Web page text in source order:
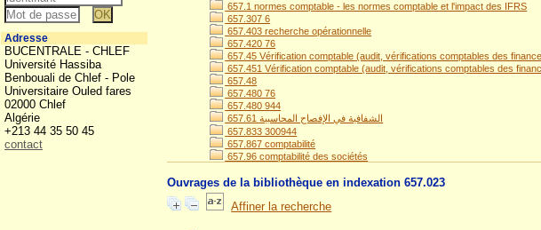
657.1 normes comptable - les normes comptable et l'impact des IFRS
657.307 6
657.403 recherche opérationnelle
657.420 76
657.45 Vérification comptable (audit, vérifications comptables des
657.451 Vérification comptable (audit, vérifications comptables des
657.48
657.480 76
657.480 944
657.61 الشفافية في الإفصاح المحاسبية
657.833 300944
657.867 comptabilité
657.96 comptabilité des sociétés
Ouvrages de la bibliothèque en indexation 657.023
Affiner la recherche
Adresse
BUCENTRALE - CHLEF
Université Hassiba
Benbouali de Chlef - Pole
Universitaire Ouled fares
02000 Chlef
Algérie
+213 44 35 50 45
contact